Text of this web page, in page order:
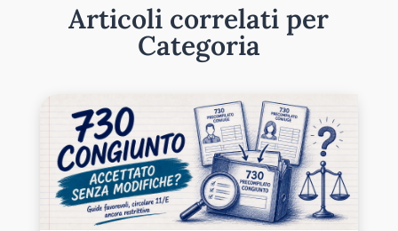
Articoli correlati per
Categoria